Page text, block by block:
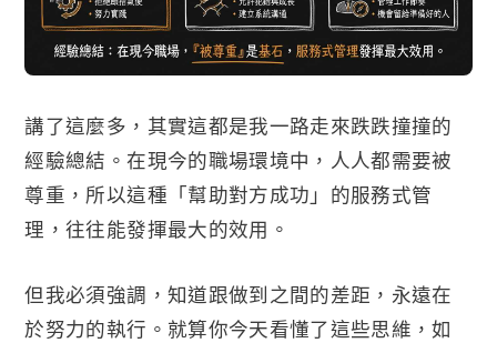
講了這麼多，其實這都是我一路走來跌跌撞撞的
經驗總結。在現今的職場環境中，人人都需要被
尊重，所以這種「幫助對方成功」的服務式管
理，往往能發揮最大的效用。
但我必須強調，知道跟做到之間的差距，永遠在
於努力的執行。就算你今天看懂了這些思維，如